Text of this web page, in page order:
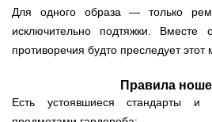
Для одного образа — только
исключительно подтяжки.
противоречия будто преследует этот
Правила
Есть устоявшиеся стандарты и